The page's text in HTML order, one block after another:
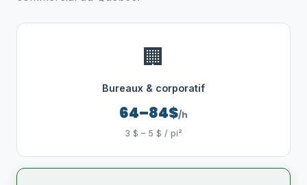
🏢
Bureaux & corporatif
64–84$/h
3 $ – 5 $ / pi²